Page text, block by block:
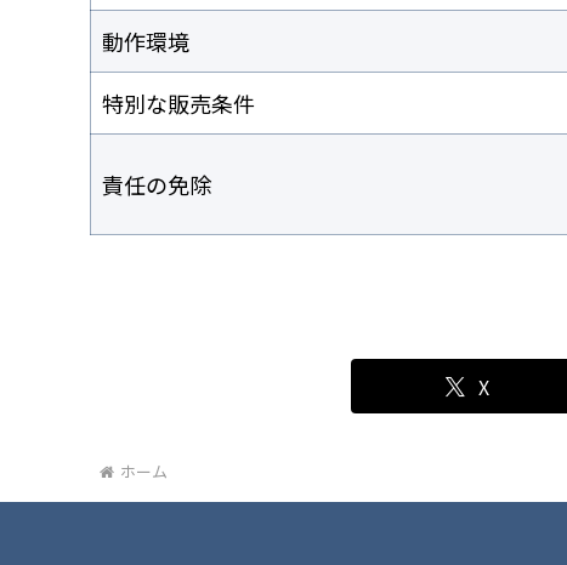
動作環境
特別な販売条件
責任の免除
X
ホーム